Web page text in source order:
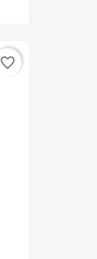
favorite_border